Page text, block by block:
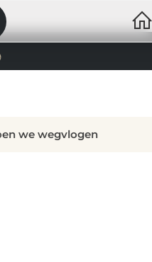
we wegvlogen